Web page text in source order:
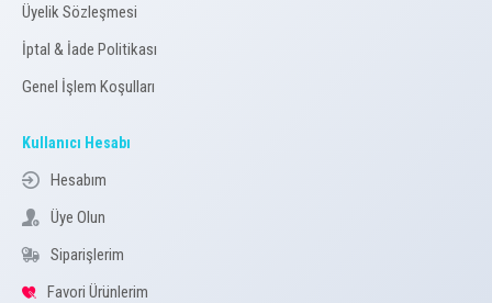
Üyelik Sözleşmesi
İptal & İade Politikası
Genel İşlem Koşulları
Kullanıcı Hesabı
Hesabım
Üye Olun
Siparişlerim
Favori Ürünlerim